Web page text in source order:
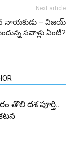
Next article
నాయకుడు – విజయ్
సవాళ్లు ఏంటి?
తొలి దశ పూర్తి..